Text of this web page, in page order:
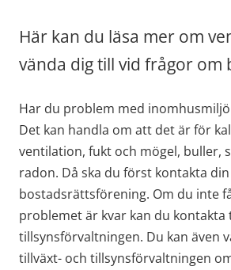
Här kan du läsa mer om
vända dig till vid frågor om
Har du problem med
Det kan handla om att det är för
ventilation, fukt och mögel, buller,
radon. Då ska du först kontakta
bostadsrättsförening. Om du inte
problemet är kvar kan du kontakta
tillsynsförvaltningen. Du kan även
tillväxt- och tillsynsförvaltningen